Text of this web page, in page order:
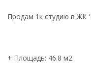
Продам 1к студию в ЖК
+ Площадь: 46.8 м2